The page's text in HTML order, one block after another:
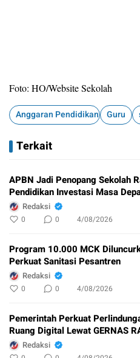
Foto: HO/Website Sekolah
Anggaran Pendidikan Guru
Terkait
APBN Jadi Penopang Sekolah
Pendidikan Investasi Masa
Redaksi
0 0 4/08/2026
Program 10.000 MCK
Perkuat Sanitasi Pesantren
Redaksi
0 0 4/08/2026
Pemerintah Perkuat
Ruang Digital Lewat GERNAS
Redaksi